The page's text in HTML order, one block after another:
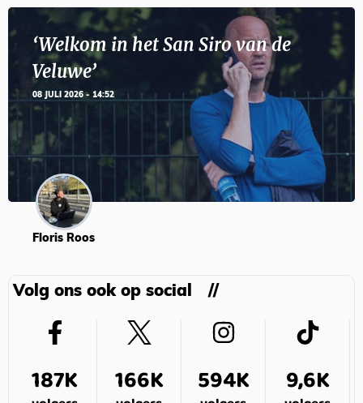
‘Welkom in het San Siro van de
Veluwe’
08 JULI 2026 - 14:52
Floris Roos
Volg ons ook op social
187K 166K 594K 9,6K